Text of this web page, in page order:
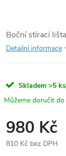
Boční stírací
Detailní informace
Skladem >5 ks
980 Kč
810 Kč bez DPH